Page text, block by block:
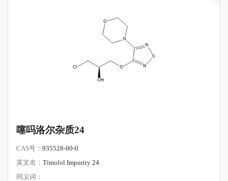
噻吗洛尔杂质24
CAS号： 935528-00-0
英文名： Timolol Impurity 24
同义词：